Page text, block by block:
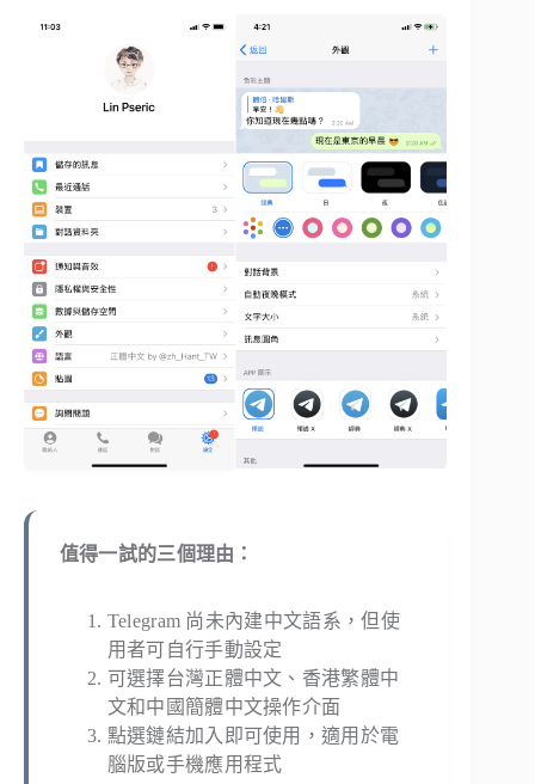
值得一試的三個理由：
Telegram 尚未內建中文語系，但使
用者可自行手動設定
可選擇台灣正體中文、香港繁體中
文和中國簡體中文操作介面
點選鏈結加入即可使用，適用於電
腦版或手機應用程式